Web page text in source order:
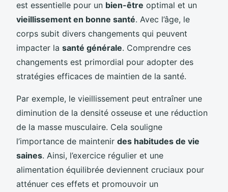
est essentielle pour un bien-être optimal et un
vieillissement en bonne santé. Avec l’âge, le
corps subit divers changements qui peuvent
impacter la santé générale. Comprendre ces
changements est primordial pour adopter des
stratégies efficaces de maintien de la santé.
Par exemple, le vieillissement peut entraîner une
diminution de la densité osseuse et une réduction
de la masse musculaire. Cela souligne
l’importance de maintenir des habitudes de vie
saines. Ainsi, l’exercice régulier et une
alimentation équilibrée deviennent cruciaux pour
atténuer ces effets et promouvoir un